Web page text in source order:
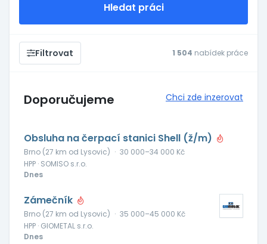
Hledat práci
Filtrovat 1 504 nabídek práce
Doporučujeme Chci zde inzerovat
Obsluha na čerpací stanici Shell (ž/m)
Brno (27 km od Lysovic) · 30 000–34 000 Kč
HPP · SOMISO s.r.o.
Dnes
Zámečník
Brno (27 km od Lysovic) · 35 000–45 000 Kč
HPP · GIOMETAL s.r.o.
Dnes